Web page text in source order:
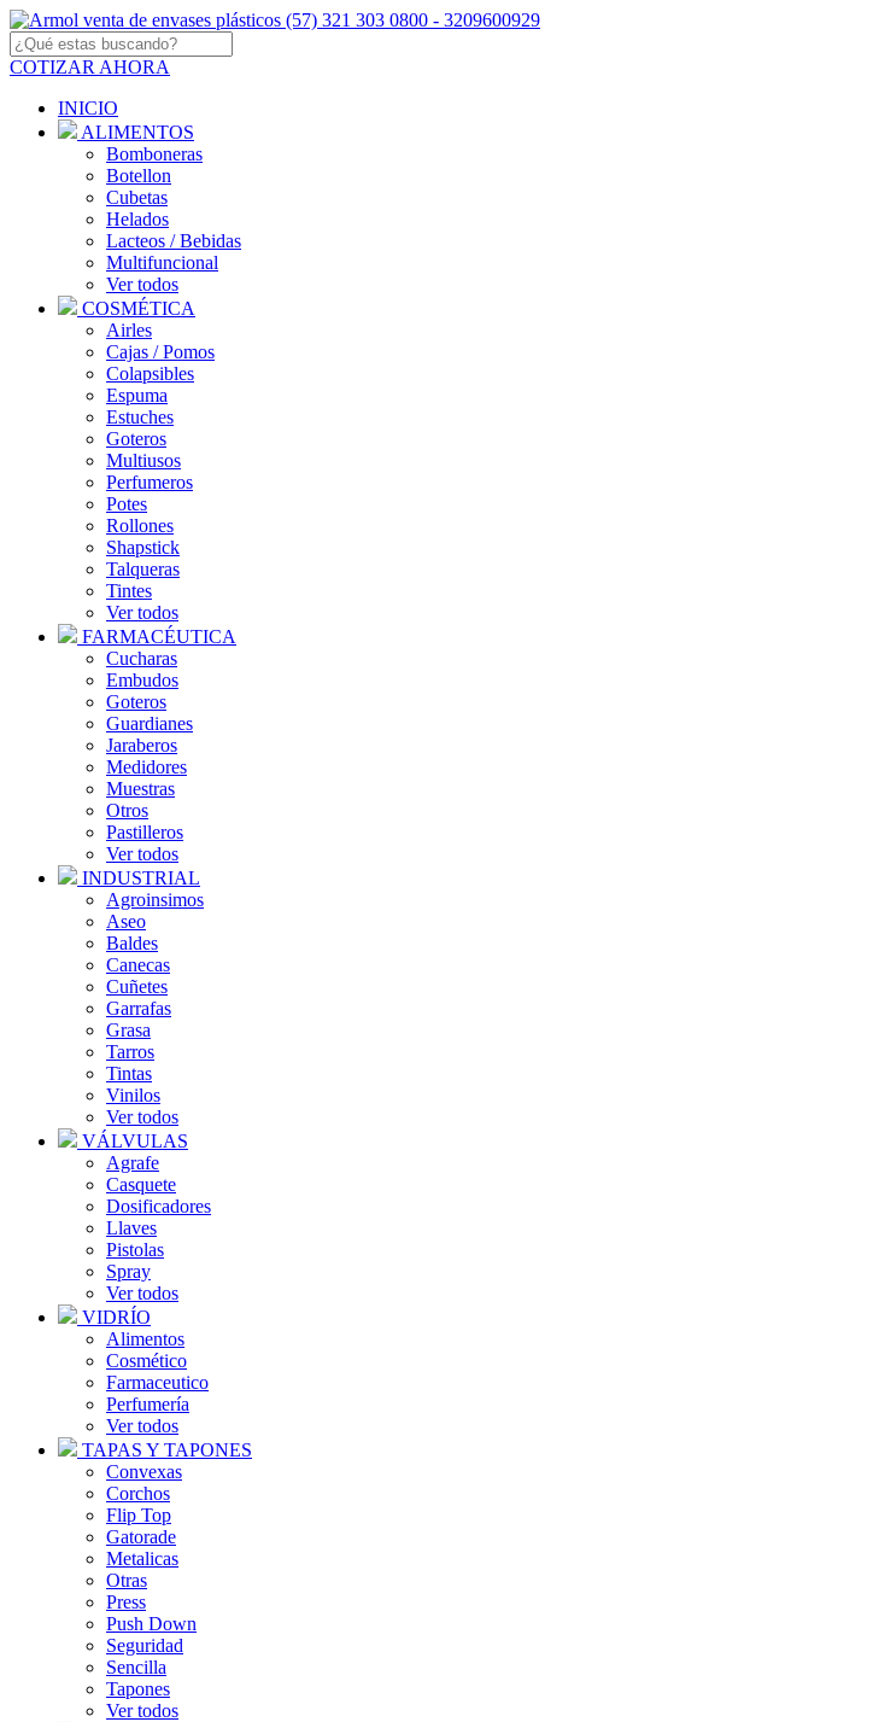
COTIZAR AHORA
INICIO
ALIMENTOS
Bomboneras
Botellon
Cubetas
Helados
Lacteos / Bebidas
Multifuncional
Ver todos
COSMÉTICA
Airles
Cajas / Pomos
Colapsibles
Espuma
Estuches
Goteros
Multiusos
Perfumeros
Potes
Rollones
Shapstick
Talqueras
Tintes
Ver todos
FARMACÉUTICA
Cucharas
Embudos
Goteros
Guardianes
Jaraberos
Medidores
Muestras
Otros
Pastilleros
Ver todos
INDUSTRIAL
Agroinsimos
Aseo
Baldes
Canecas
Cuñetes
Garrafas
Grasa
Tarros
Tintas
Vinilos
Ver todos
VÁLVULAS
Agrafe
Casquete
Dosificadores
Llaves
Pistolas
Spray
Ver todos
VIDRÍO
Alimentos
Cosmético
Farmaceutico
Perfumería
Ver todos
TAPAS Y TAPONES
Convexas
Corchos
Flip Top
Gatorade
Metalicas
Otras
Press
Push Down
Seguridad
Sencilla
Tapones
Ver todos